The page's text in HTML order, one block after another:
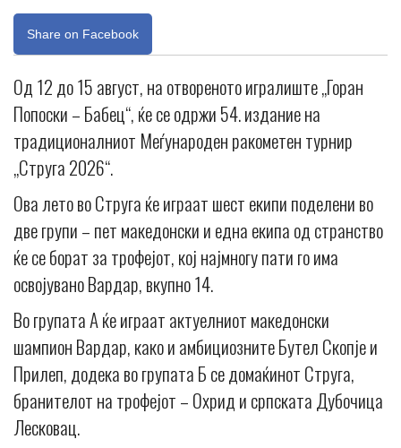
Share on Facebook
Од 12 до 15 август, на отвореното игралиште „Горан
Попоски – Бабец“, ќе се одржи 54. издание на
традиционалниот Меѓународен ракометен турнир
„Струга 2026“.
Ова лето во Струга ќе играат шест екипи поделени во
две групи – пет македонски и една екипа од странство
ќе се борат за трофејот, кој најмногу пати го има
освојувано Вардар, вкупно 14.
Во групата А ќе играат актуелниот македонски
шампион Вардар, како и амбициозните Бутел Скопје и
Прилеп, додека во групата Б се домаќинот Струга,
бранителот на трофејот – Охрид и српската Дубочица
Лесковац.